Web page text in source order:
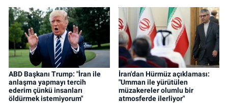
ABD Başkanı Trump: "İran ile
anlaşma yapmayı tercih
ederim çünkü insanları
öldürmek istemiyorum"
İran'dan Hürmüz açıklaması:
"Umman ile yürütülen
müzakereler olumlu bir
atmosferde ilerliyor"